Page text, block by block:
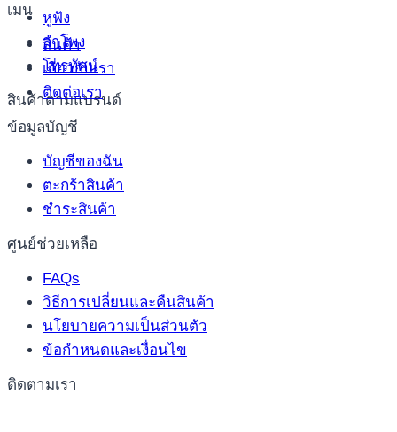
หูฟัง
ลำโพง
โทรทัศน์
สินค้าตามแบรนด์
เมนู
สินค้า
เกี่ยวกับเรา
ติดต่อเรา
ข้อมูลบัญชี
บัญชีของฉัน
ตะกร้าสินค้า
ชำระสินค้า
ศูนย์ช่วยเหลือ
FAQs
วิธีการเปลี่ยนและคืนสินค้า
นโยบายความเป็นส่วนตัว
ข้อกำหนดและเงื่อนไข
ติดตามเรา